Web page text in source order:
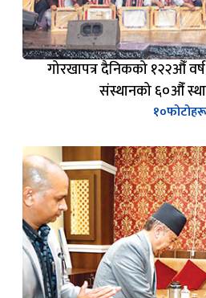
गोरखापत्र दैनिकको १२२औँ
संस्थानको ६०औँ
१०फोटोहरू